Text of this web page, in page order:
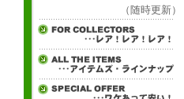
（随時更新）